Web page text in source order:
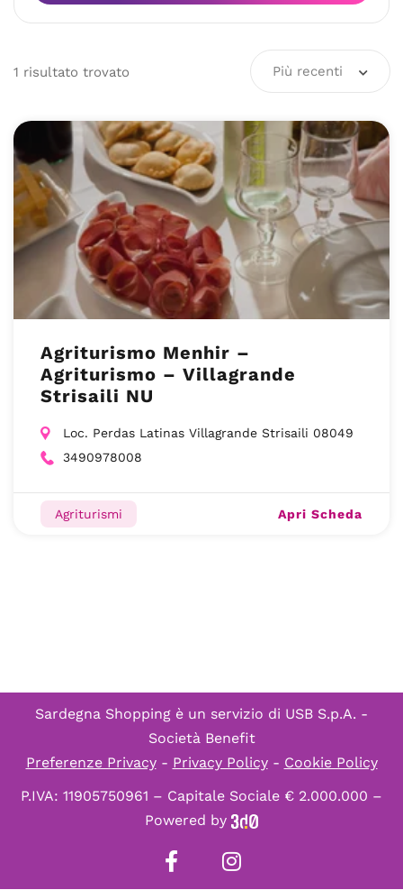
1 risultato trovato Più recenti
Agriturismo Menhir –
Agriturismo – Villagrande
Strisaili NU
Loc. Perdas Latinas Villagrande Strisaili 08049
3490978008
Agriturismi Apri Scheda
Sardegna Shopping è un servizio di USB S.p.A. -
Società Benefit
Preferenze Privacy- Privacy Policy- Cookie Policy
P.IVA: 11905750961 – Capitale Sociale € 2.000.000 –
Powered by